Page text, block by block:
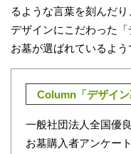
るような言葉を刻んだ
デザインにこだわった
お墓が選ばれているよう
Column「デザイン
一般社団法人全国優
お墓購入者アンケー